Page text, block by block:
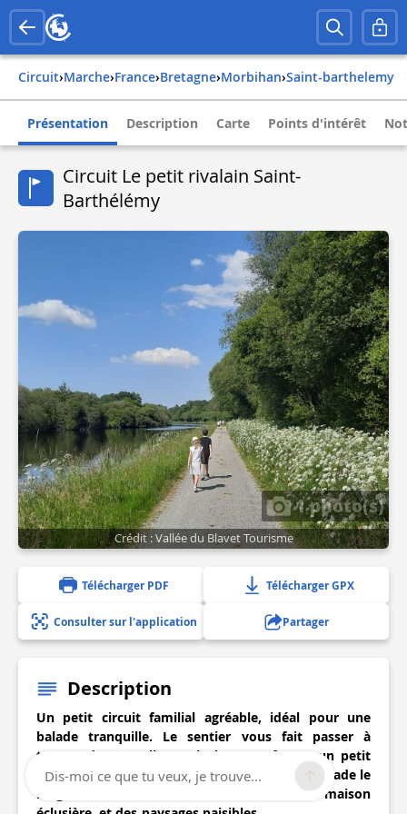
Circuit› Marche› france› bretagne› morbihan› saint-barthelemy
Présentation Description Carte Points d'intérêt
Circuit Le petit rivalain Saint-
Barthélémy
1 photo(s)
Crédit : Vallée du Blavet Tourisme
Télécharger PDF Télécharger GPX
Consulter sur l'application Partager
Description
Un petit circuit familial agréable, idéal pour une
balade tranquille. Le sentier vous fait passer à
travers des parcelles agricoles, une ferme, un petit
village, et surtout vous offre une belle promenade le
long du Blavet. À découvrir : une écluse, une maison
Dis-moi ce que tu veux, je trouve...